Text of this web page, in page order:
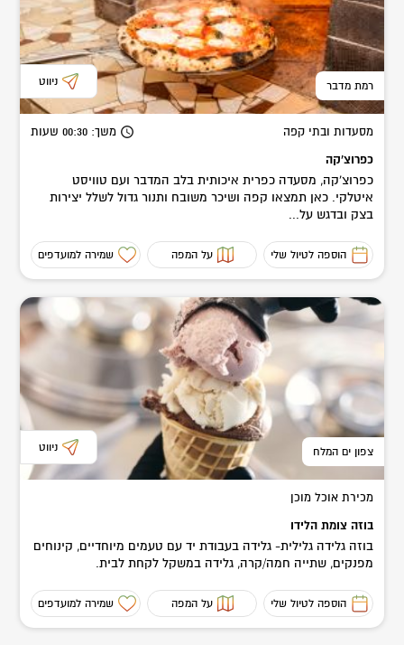
רמת מדבר ניווט
מסעדות ובתי קפה משך: 00:30 שעות
כפרוצ'קה
כפרוצ'קה, מסעדה כפרית איכותית בלב המדבר ועם טוויסט
איטלקי. כאן תמצאו קפה ושיכר משובח ותנור גדול לשלל יצירות
בצק ובדגש על...
הוספה לטיול שלי על המפה שמירה למועדפים
צפון ים המלח ניווט
מכירת אוכל מוכן
בוזה צומת הלידו
בוזה גלידה גלילית- גלידה בעבודת יד עם טעמים מיוחדיים, קינוחים
מפנקים, שתייה חמה/קרה, גלידה במשקל לקחת לבית.
הוספה לטיול שלי על המפה שמירה למועדפים